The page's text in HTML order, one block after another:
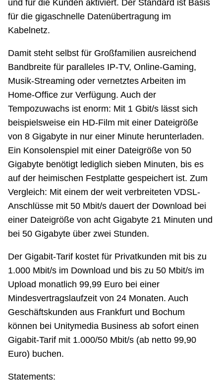
und für die Kunden aktiviert. Der Standard ist Basis
für die gigaschnelle Datenübertragung im
Kabelnetz.
Damit steht selbst für Großfamilien ausreichend
Bandbreite für paralleles IP-TV, Online-Gaming,
Musik-Streaming oder vernetztes Arbeiten im
Home-Office zur Verfügung. Auch der
Tempozuwachs ist enorm: Mit 1 Gbit/s lässt sich
beispielsweise ein HD-Film mit einer Dateigröße
von 8 Gigabyte in nur einer Minute herunterladen.
Ein Konsolenspiel mit einer Dateigröße von 50
Gigabyte benötigt lediglich sieben Minuten, bis es
auf der heimischen Festplatte gespeichert ist. Zum
Vergleich: Mit einem der weit verbreiteten VDSL-
Anschlüsse mit 50 Mbit/s dauert der Download bei
einer Dateigröße von acht Gigabyte 21 Minuten und
bei 50 Gigabyte über zwei Stunden.
Der Gigabit-Tarif kostet für Privatkunden mit bis zu
1.000 Mbit/s im Download und bis zu 50 Mbit/s im
Upload monatlich 99,99 Euro bei einer
Mindesvertragslaufzeit von 24 Monaten. Auch
Geschäftskunden aus Frankfurt und Bochum
können bei Unitymedia Business ab sofort einen
Gigabit-Tarif mit 1.000/50 Mbit/s (ab netto 99,90
Euro) buchen.
Statements: